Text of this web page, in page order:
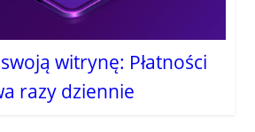
witrynę: Płatności
razy dziennie